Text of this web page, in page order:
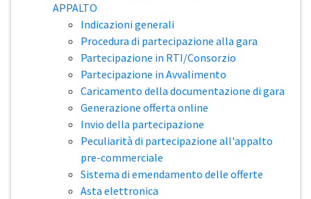
APPALTO
Indicazioni generali
Procedura di partecipazione alla gara
Partecipazione in RTI/Consorzio
Partecipazione in Avvalimento
Caricamento della documentazione di gara
Generazione offerta online
Invio della partecipazione
Peculiarità di partecipazione all'appalto
pre-commerciale
Sistema di emendamento delle offerte
Asta elettronica